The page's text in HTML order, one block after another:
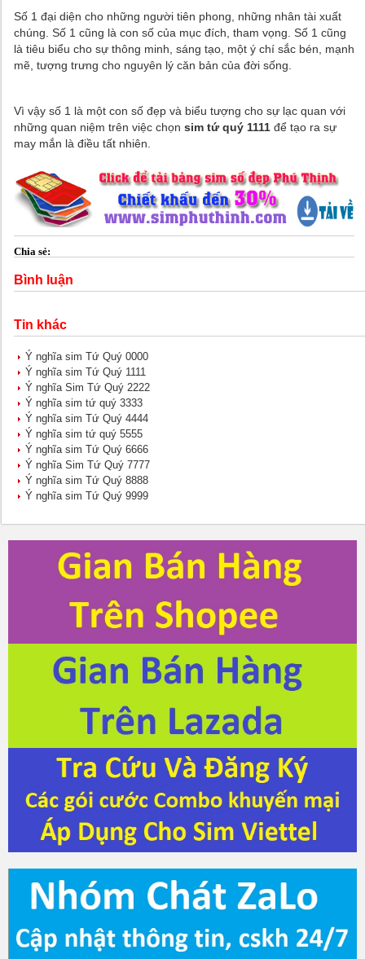
Số 1 đại diện cho những người tiên phong, những nhân tài xuất
chúng. Số 1 cũng là con số của mục đích, tham vọng. Số 1 cũng
là tiêu biểu cho sự thông minh, sáng tạo, một ý chí sắc bén, mạnh
mẽ, tượng trưng cho nguyên lý căn bản của đời sống.
Vì vậy số 1 là một con số đẹp và biểu tượng cho sự lạc quan với
những quan niệm trên việc chọn sim tứ quý 1111 để tạo ra sự
may mắn là điều tất nhiên.
Chia sẻ:
Bình luận
Tin khác
Ý nghĩa sim Tứ Quý 0000
Ý nghĩa sim Tứ Quý 1111
Ý nghĩa Sim Tứ Quý 2222
Ý nghĩa sim tứ quý 3333
Ý nghĩa sim Tứ Quý 4444
Ý nghĩa sim tứ quý 5555
Ý nghĩa sim Tứ Quý 6666
Ý nghĩa Sim Tứ Quý 7777
Ý nghĩa sim Tứ Quý 8888
Ý nghĩa sim Tứ Quý 9999